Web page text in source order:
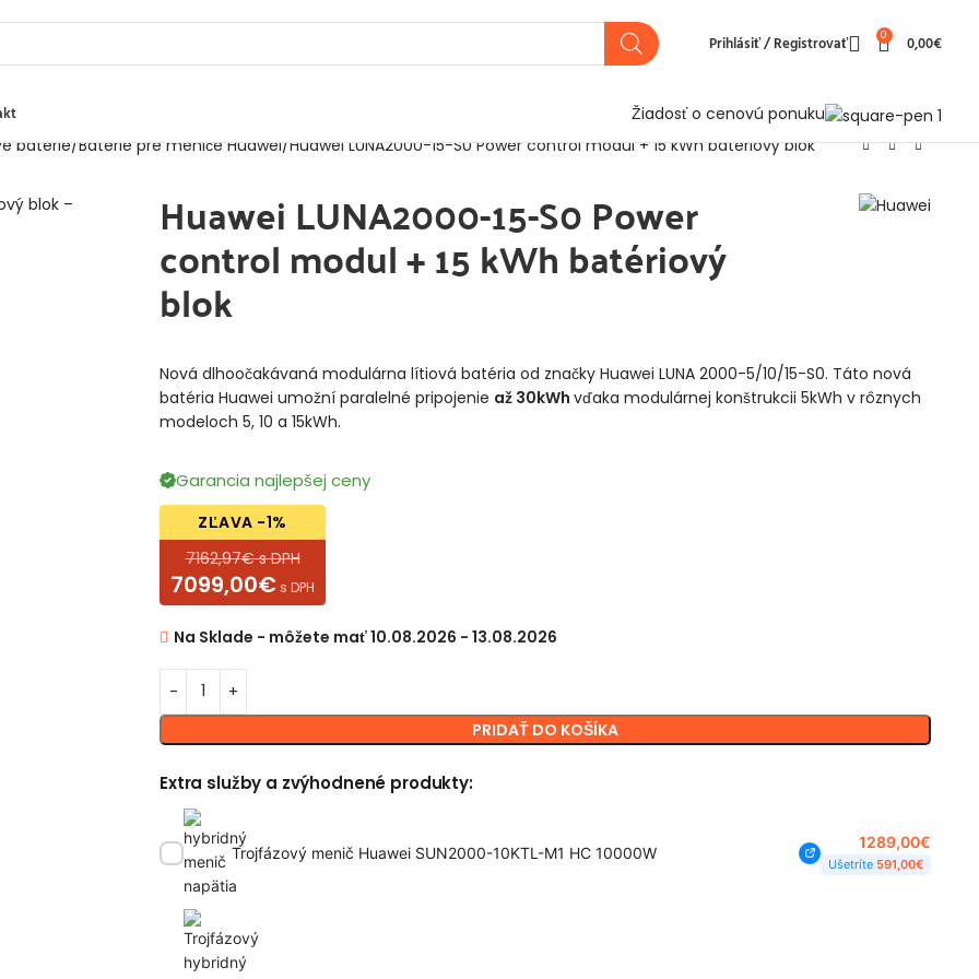
Prihlásiť / Registrovať 0 0,00€
Žiadosť o cenovú ponuku
batérie Batérie pre meniče Huawei Huawei LUNA2000-15-S0 Power control modul + 15 kWh batériový blok
Huawei LUNA2000-15-S0 Power
control modul + 15 kWh batériový
blok
Nová dlhoočakávaná modulárna lítiová batéria od značky Huawei LUNA 2000-5/10/15-S0. Táto nová
batéria Huawei umožní paralelné pripojenie až 30kWh vďaka modulárnej konštrukcii 5kWh v rôznych
modeloch 5, 10 a 15kWh.
Garancia najlepšej ceny
ZĽAVA -1%
7162,97€ s DPH
7099,00€s DPH
Na Sklade - môžete mať 10.08.2026 - 13.08.2026
PRIDAŤ DO KOŠÍKA
Extra služby a zvýhodnené produkty:
Trojfázový menič Huawei SUN2000-10KTL-M1 HC 10000W
1289,00€
Ušetríte 591,00€